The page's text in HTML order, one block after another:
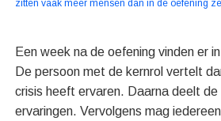
zitten vaak meer mensen dan in de oefening
Een week na de oefening vinden er
De persoon met de kernrol vertelt
crisis heeft ervaren. Daarna deelt de
ervaringen. Vervolgens mag